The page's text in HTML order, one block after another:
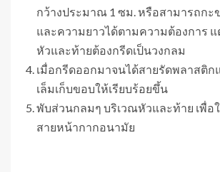
กว้างประมาณ 1 ซม. หรือสามารถกะ
และความยาวได้ตามความต้องการ
หัวและท้ายต้องกรีดเป็นวงกลม
เมื่อกรีดออกมาจนได้สายรัดพลาสติก
เล็มเก็บขอบให้เรียบร้อยขึ้น
พับส่วนกลมๆ บริเวณหัวและท้าย เพื่อ
สายหน้ากากอนามัย